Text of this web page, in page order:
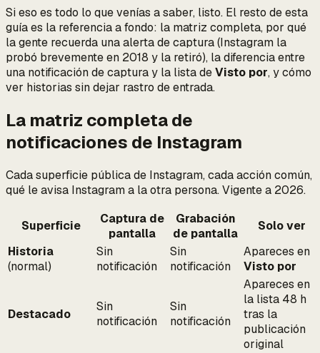
Si eso es todo lo que venías a saber, listo. El resto de esta
guía es la referencia a fondo: la matriz completa, por qué
la gente recuerda una alerta de captura (Instagram la
probó brevemente en 2018 y la retiró), la diferencia entre
una notificación de captura y la lista deVisto por, y cómo
ver historias sin dejar rastro de entrada.
La matriz completa de
notificaciones de Instagram
Cada superficie pública de Instagram, cada acción común,
qué le avisa Instagram a la otra persona. Vigente a 2026.
Superficie
Captura de
pantalla
Grabación
de pantalla
Solo ver
Historia
(normal)
Sin
notificación
Sin
notificación
Apareces en
Visto por
Destacado
Sin
notificación
Sin
notificación
Apareces en
la lista 48 h
tras la
publicación
original